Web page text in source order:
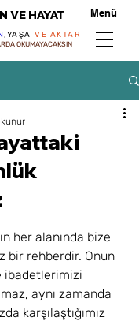
VE HAYAT
,YAŞA VE AKTAR
OKUMAYACAKSIN
Menü
her alanında bize
bir rehberdir. Onun
ibadetlerimizi
aynı zamanda
karşılaştığımız